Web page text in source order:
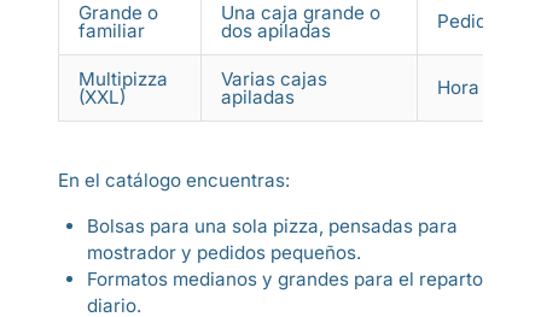
Grande o
familiar
Una caja grande o
dos apiladas Pedidos
Multipizza
(XXL)
Varias cajas
apiladas Hora punta
En el catálogo encuentras:
Bolsas para una sola pizza, pensadas para
mostrador y pedidos pequeños.
Formatos medianos y grandes para el reparto
diario.